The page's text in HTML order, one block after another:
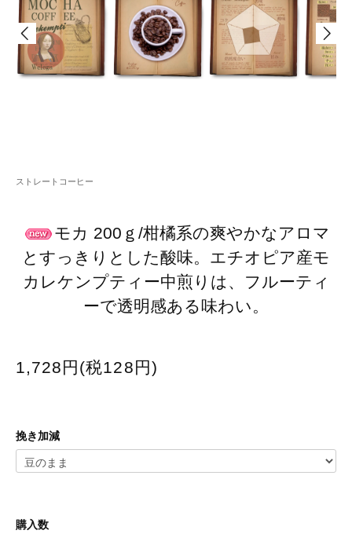
ストレートコーヒー
モカ 200ｇ/柑橘系の爽やかなアロマ
とすっきりとした酸味。エチオピア産モ
カレケンプティー中煎りは、フルーティ
ーで透明感ある味わい。
1,728円(税128円)
挽き加減
購入数